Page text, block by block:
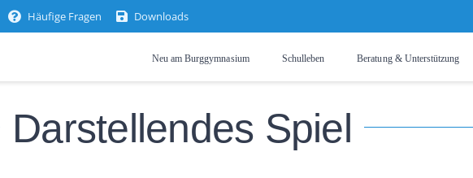
Häufige Fragen Downloads
Neu am Burggymnasium Schulleben Beratung & Unterstützung
Darstellendes Spiel